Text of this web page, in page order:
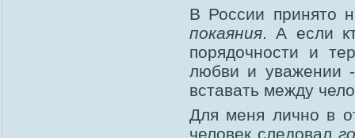
В России принято
покаяния. А если
порядочности и
любви и уважении
вставать между
Для меня лично в
человек следовал